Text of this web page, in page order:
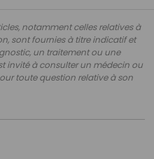
notamment celles relatives à
sont fournies à titre indicatif et
un traitement ou une
invité à consulter un médecin ou
toute question relative à son